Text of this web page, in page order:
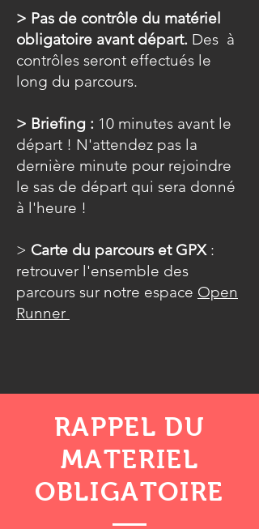
> Pas de contrôle du matériel
obligatoire avant départ. Des à
contrôles seront effectués le
long du parcours.
> Briefing : 10 minutes avant le
départ ! N'attendez pas la
dernière minute pour rejoindre
le sas de départ qui sera donné
à l'heure !
> Carte du parcours et GPX:
retrouver l'ensemble des
parcours sur notre espace Open
Runner
RAPPEL DU
MATERIEL
OBLIGATOIRE